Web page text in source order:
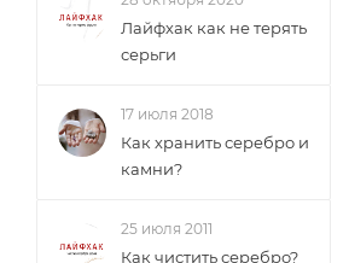
Лайфхак как не терять
серьги
17 июля 2018
Как хранить серебро и
камни?
25 июля 2011
Как чистить серебро?